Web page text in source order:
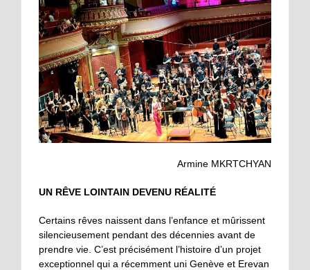
Armine MKRTCHYAN
UN RÊVE LOINTAIN DEVENU RÉALITÉ
Certains rêves naissent dans l’enfance et mûrissent
silencieusement pendant des décennies avant de
prendre vie. C’est précisément l’histoire d’un projet
exceptionnel qui a récemment uni Genève et Erevan